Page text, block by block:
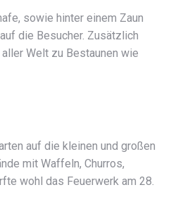
sowie hinter einem Zaun
die Besucher. Zusätzlich
Welt zu Bestaunen wie
auf die kleinen und großen
mit Waffeln, Churros,
wohl das Feuerwerk am 28.